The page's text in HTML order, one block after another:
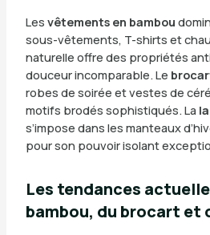
Les vêtements en bambou
sous-vêtements, T-shirts et
naturelle offre des propriétés
douceur incomparable. Le
robes de soirée et vestes de
motifs brodés sophistiqués. La
s’impose dans les manteaux
pour son pouvoir isolant
Les tendances
bambou, du brocart et